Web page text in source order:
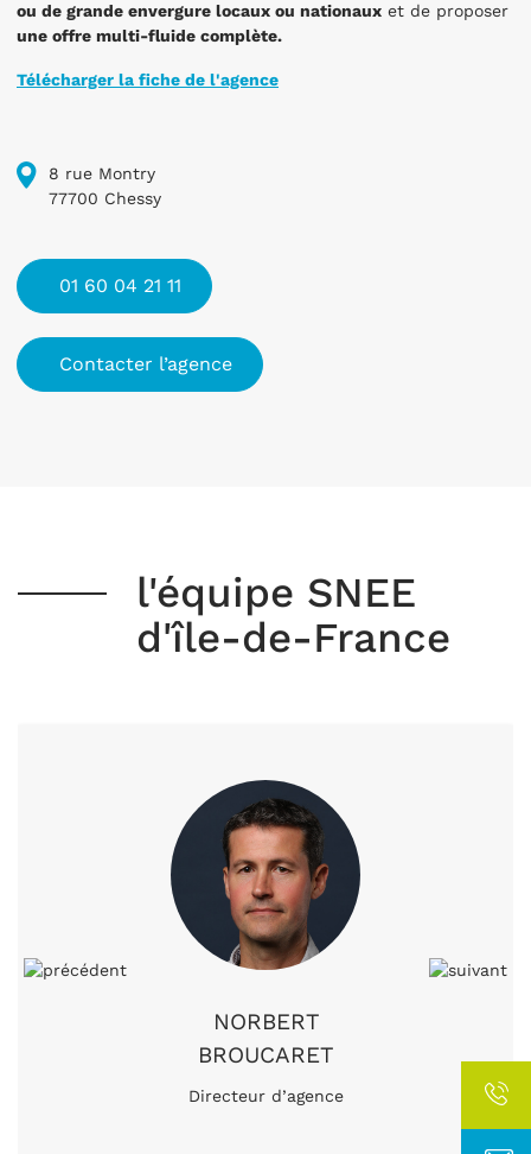
ou de grande envergure locaux ou nationaux et de proposer
une offre multi-fluide complète.
Télécharger la fiche de l'agence
8 rue Montry
77700 Chessy
01 60 04 21 11
Contacter l’agence
l'équipe SNEE
d'île-de-France
NORBERT
BROUCARET
Directeur d’agence